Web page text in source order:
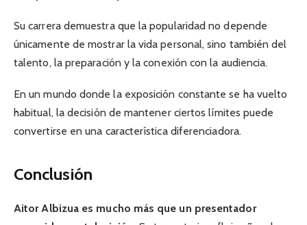
Su carrera demuestra que la popularidad no depende
únicamente de mostrar la vida personal, sino también del
talento, la preparación y la conexión con la audiencia.
En un mundo donde la exposición constante se ha vuelto
habitual, la decisión de mantener ciertos límites puede
convertirse en una característica diferenciadora.
Conclusión
Aitor Albizua es mucho más que un presentador